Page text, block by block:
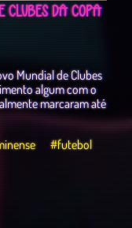
CLUBES DA COPA
Mundial de Clubes
algum com o
marcaram até
#futebol